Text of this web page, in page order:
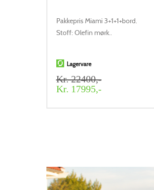
Pakkepris Miami 3+1+1+bord.
Stoff: Olefin mørk..
Lagervare
Kr. 22400,-
Kr. 17995,-